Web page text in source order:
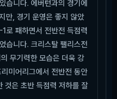
습니다. 에버턴과의 경기에
만, 경기 운영은 좋지 않았
로 패하면서 전반전 득점력
습니다. 크리스탈 팰리스전
무기력한 모습은 더욱 강
미어리그에서 전반전 동안
것은 초반 득점력 저하를 잘